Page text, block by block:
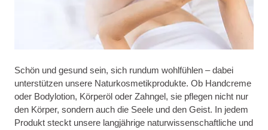
Schön und gesund sein, sich rundum wohlfühlen – dabei
unterstützen unsere Naturkosmetikprodukte. Ob Handcreme
oder Bodylotion, Körperöl oder Zahngel, sie pflegen nicht nur
den Körper, sondern auch die Seele und den Geist. In jedem
Produkt steckt unsere langjährige naturwissenschaftliche und